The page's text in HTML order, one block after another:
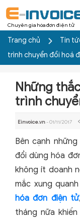
Chuyên gia hóa đơn điện tử
Trang chủ Tin
trình chuyển đổi hoá
Những
trình
Einvoice.vn- 01/11/2017
Bên cạnh
đổi dùng hóa
không ít doanh
mắc xung
hóa đơn điện tử
tháng nữa